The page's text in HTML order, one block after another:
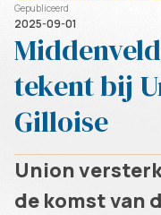
Gepubliceerd
2025-09-01
tekent bij
Gilloise
Union
de komst van